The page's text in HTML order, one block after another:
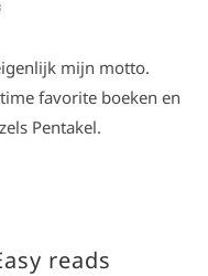
mijn motto.
favorite boeken en
Pentakel.
reads